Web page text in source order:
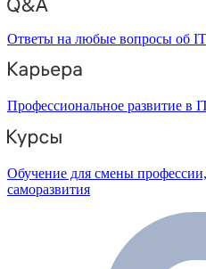
Ответы на любые вопросы об IT
Профессиональное развитие в
Обучение для смены профессии,
саморазвития